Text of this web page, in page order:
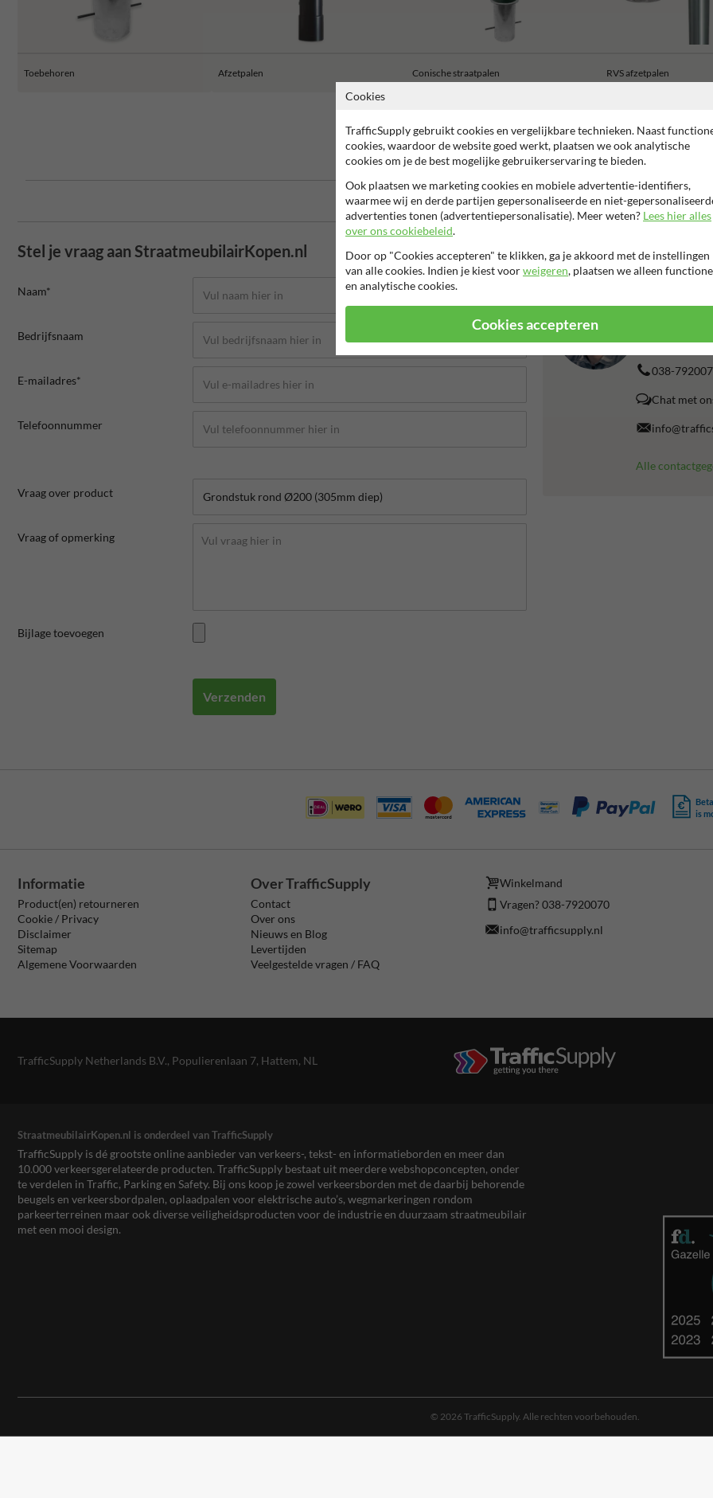
Toebehoren Afzetpalen Conische straatpalen RVS afzetpalen
2 jaar fabrieksgarantie 99% Hufterproof Eigen productie
Stel je vraag aan StraatmeubilairKopen.nl
Naam*
Bedrijfsnaam
E-mailadres*
Telefoonnummer
Vraag over product
Vraag of opmerking
Bijlage toevoegen
Verzenden
Liever
We zijn
producten en
038-
Chat met
Alle
is
Informatie
Product(en) retourneren
Cookie / Privacy
Disclaimer
Sitemap
Algemene Voorwaarden
Over TrafficSupply
Contact
Over ons
Nieuws en Blog
Levertijden
Veelgestelde vragen / FAQ
Winkelmand
Vragen? 038-7920070
info@trafficsupply.nl
TrafficSupply Netherlands B.V., Populierenlaan 7, Hattem, NL
StraatmeubilairKopen.nl is onderdeel van TrafficSupply
TrafficSupply is dé grootste online aanbieder van verkeers-, tekst- en informatieborden en meer dan
10.000 verkeersgerelateerde producten. TrafficSupply bestaat uit meerdere webshopconcepten, onder
te verdelen in Traffic, Parking en Safety. Bij ons koop je zowel verkeersborden met de daarbij behorende
beugels en verkeersbordpalen, oplaadpalen voor elektrische auto’s, wegmarkeringen rondom
parkeerterreinen maar ook diverse veiligheidsproducten voor de industrie en duurzaam straatmeubilair
met een mooi design.
© 2026 TrafficSupply. Alle rechten voorbehouden.
Cookies
TrafficSupply gebruikt cookies en vergelijkbare technieken. Naast
cookies, waardoor de website goed werkt, plaatsen we ook analytische
cookies om je de best mogelijke gebruikerservaring te bieden.
Ook plaatsen we marketing cookies en mobiele advertentie-identifiers,
waarmee wij en derde partijen gepersonaliseerde en niet-
advertenties tonen (advertentiepersonalisatie). Meer weten? Lees hier alles
over ons cookiebeleid.
Door op "Cookies accepteren" te klikken, ga je akkoord met de instellingen
van alle cookies. Indien je kiest voorweigeren, plaatsen we alleen
en analytische cookies.
Cookies accepteren